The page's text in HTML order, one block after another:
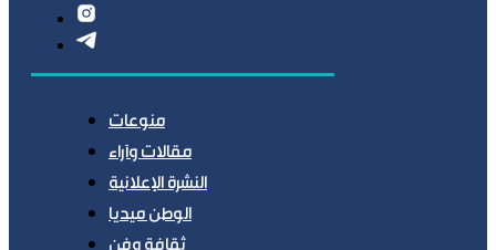
منوعات
مقالات وآراء
النشرة الإعلانية
الوطن ميديا
ثقافة وفن